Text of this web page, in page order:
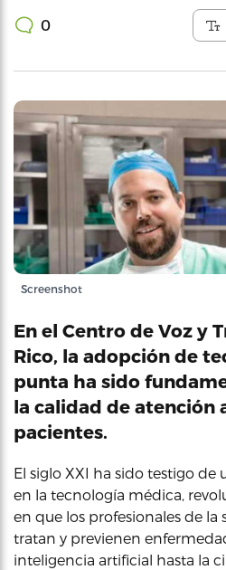
0
Screenshot
En el Centro de Voz y
Rico, la adopción de
punta ha sido
la calidad de atención
pacientes.
El siglo XXI ha sido testigo de
en la tecnología médica,
en que los profesionales de la
tratan y previenen
inteligencia artificial hasta la